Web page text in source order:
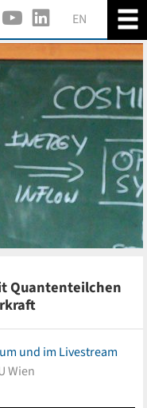
EN
Quantenteilchen
und im Livestream
Wien